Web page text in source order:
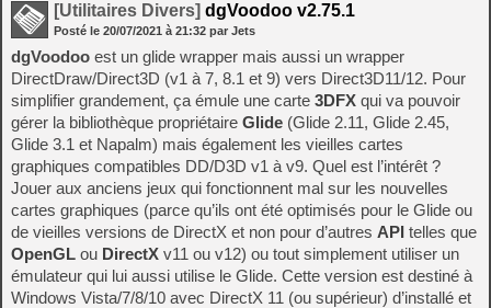
[Utilitaires Divers] dgVoodoo v2.75.1
Posté le 20/07/2021 à 21:32 par Jets
dgVoodoo est un glide wrapper mais aussi un wrapper
DirectDraw/Direct3D (v1 à 7, 8.1 et 9) vers Direct3D11/12. Pour
simplifier grandement, ça émule une carte 3DFX qui va pouvoir
gérer la bibliothèque propriétaire Glide (Glide 2.11, Glide 2.45,
Glide 3.1 et Napalm) mais également les vieilles cartes
graphiques compatibles DD/D3D v1 à v9. Quel est l’intérêt ?
Jouer aux anciens jeux qui fonctionnent mal sur les nouvelles
cartes graphiques (parce qu’ils ont été optimisés pour le Glide ou
de vieilles versions de DirectX et non pour d’autres API telles que
OpenGL ou DirectX v11 ou v12) ou tout simplement utiliser un
émulateur qui lui aussi utilise le Glide. Cette version est destiné à
Windows Vista/7/8/10 avec DirectX 11 (ou supérieur) d’installé et